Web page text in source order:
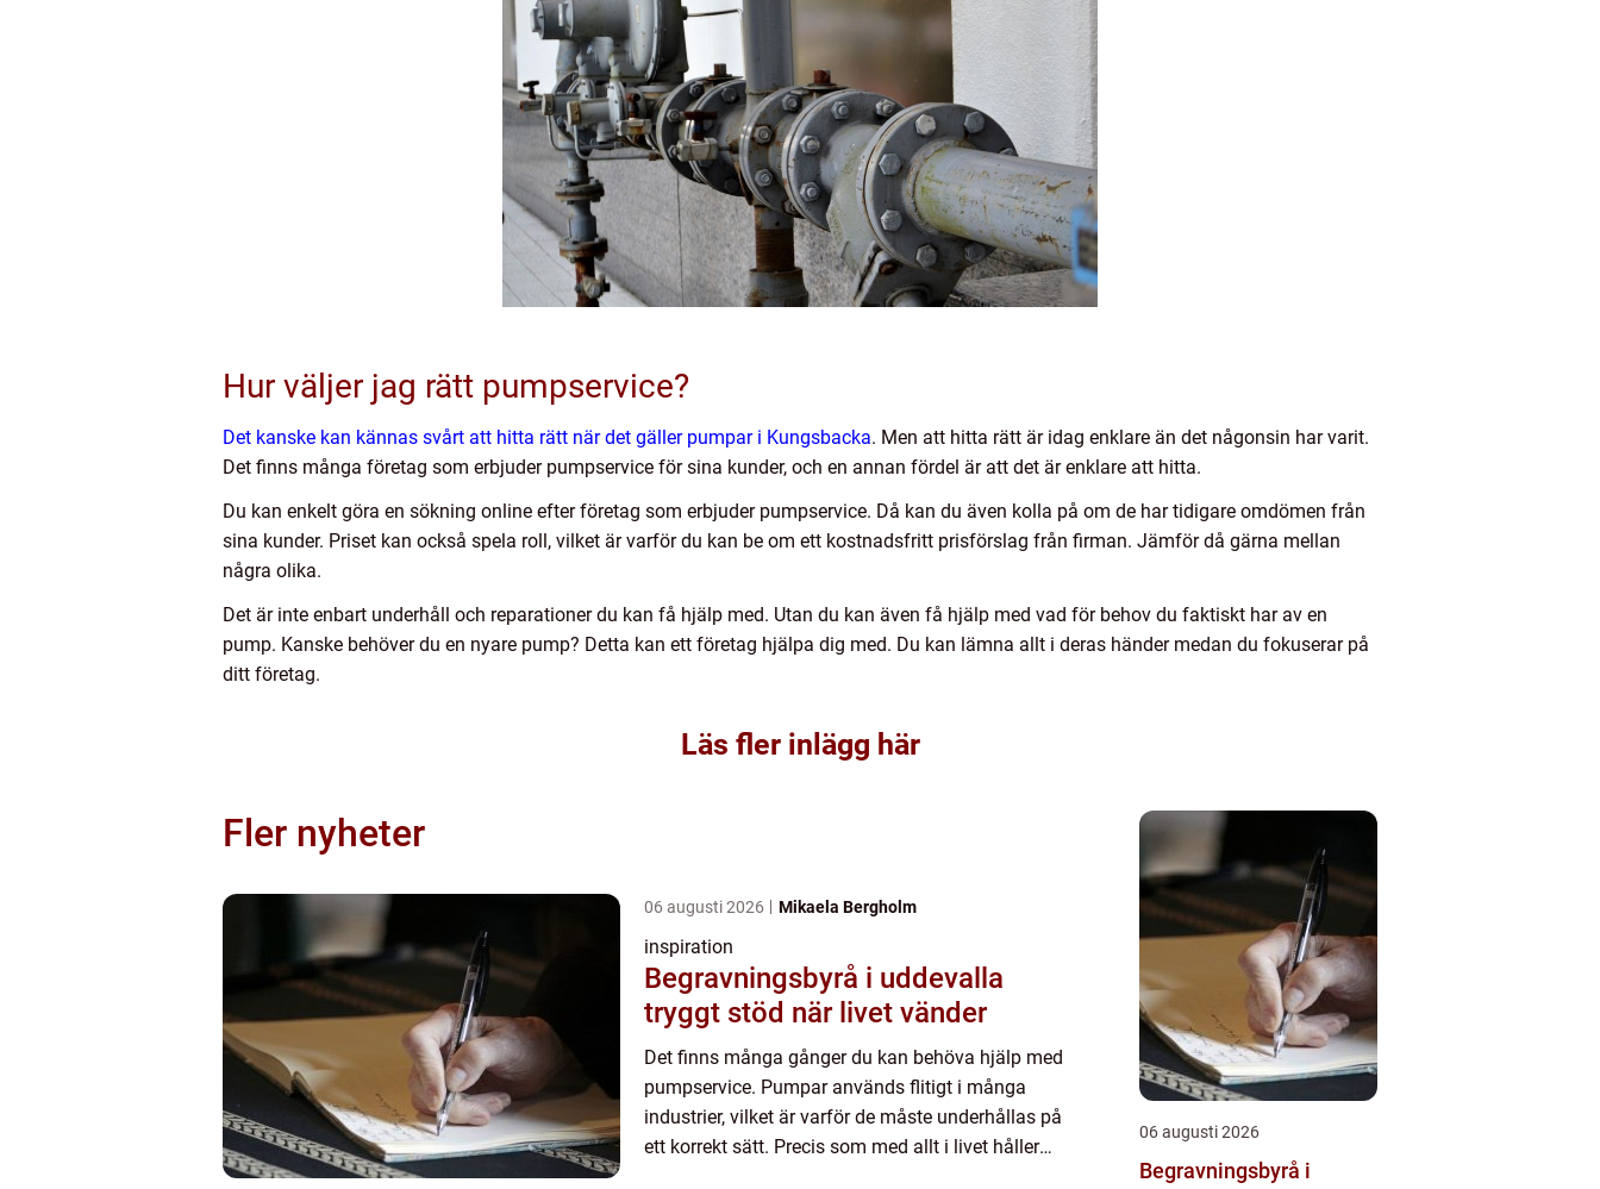
Hur väljer jag rätt pumpservice?
Det kanske kan kännas svårt att hitta rätt när det gäller pumpar i Kungsbacka. Men att hitta rätt är idag enklare än det någonsin har varit.
Det finns många företag som erbjuder pumpservice för sina kunder, och en annan fördel är att det är enklare att hitta.
Du kan enkelt göra en sökning online efter företag som erbjuder pumpservice. Då kan du även kolla på om de har tidigare omdömen från
sina kunder. Priset kan också spela roll, vilket är varför du kan be om ett kostnadsfritt prisförslag från firman. Jämför då gärna mellan
några olika.
Det är inte enbart underhåll och reparationer du kan få hjälp med. Utan du kan även få hjälp med vad för behov du faktiskt har av en
pump. Kanske behöver du en nyare pump? Detta kan ett företag hjälpa dig med. Du kan lämna allt i deras händer medan du fokuserar på
ditt företag.
Läs fler inlägg här
Fler nyheter
06 augusti 2026 Mikaela Bergholm
inspiration
Begravningsbyrå i uddevalla
tryggt stöd när livet vänder
Det finns många gånger du kan behöva hjälp med
pumpservice. Pumpar används flitigt i många
industrier, vilket är varför de måste underhållas på
ett korrekt sätt. Precis som med allt i livet håller
06 augusti 2026
Begravningsbyrå i